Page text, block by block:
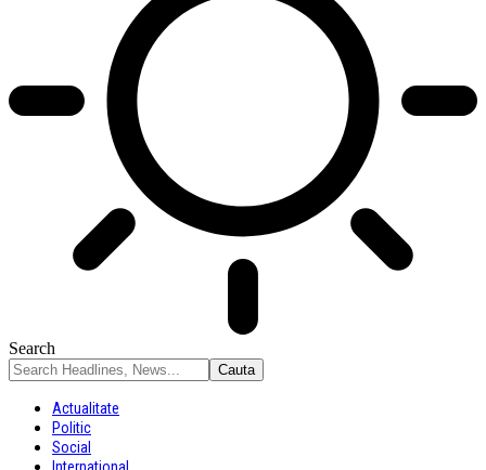
Search
Actualitate
Politic
Social